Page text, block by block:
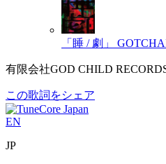
「睡 / 劇」
有限会社GOD CHILD
この歌詞をシェア
EN
JP